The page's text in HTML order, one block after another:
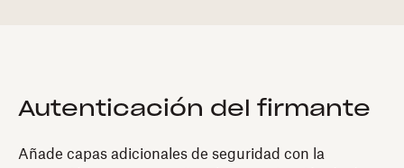
Autenticación del firmante
Añade capas adicionales de seguridad con la